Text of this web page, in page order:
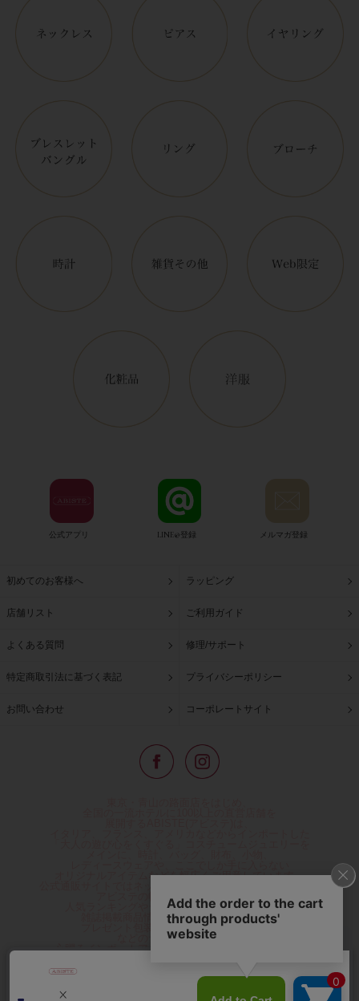
公式アプリ LINE@登録 メルマガ登録
初めてのお客様へ ラッピング
店舗リスト ご利用ガイド
よくある質問 修理/サポート
特定商取引法に基づく表記 プライバシーポリシー
お問い合わせ コーポレートサイト
オリジナルアイテムなどを幅広くご用意しています。
アビステの幅広い商品を取り揃え、
人気ランキングやテレビなどメディア着用商品、
雑誌掲載商品情報を紹介するコンテンツ、
プレゼント包装無料や独自のポイント還元
などのサービスをご提供。
心躍るインポートアクセサリーや時計、小物などで、
夢やときめきを与えられるよう願っています。
◆ギフトラッピング無料/11,000円以上のご注文で送料無料◆